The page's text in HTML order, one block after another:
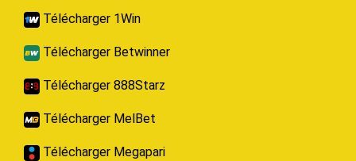
Télécharger 1Win
Télécharger Betwinner
Télécharger 888Starz
Télécharger MelBet
Télécharger Megapari